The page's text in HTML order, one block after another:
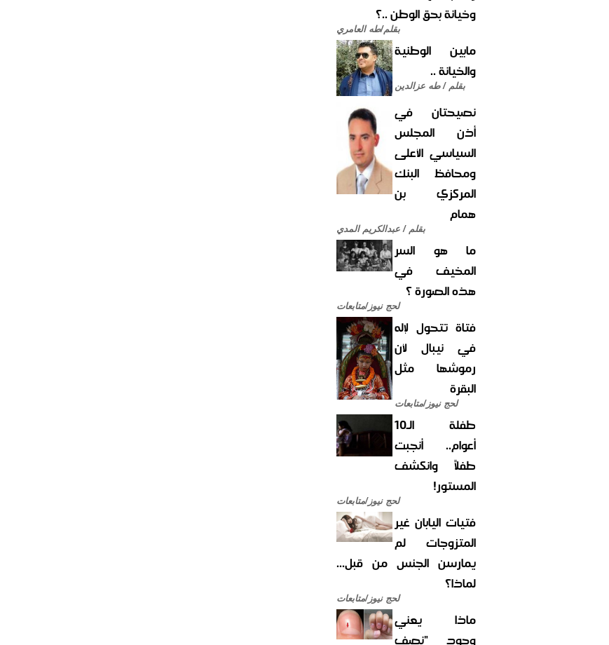
وخيانة بحق الوطن ..؟
بقلم/طه العامري
مابين الوطنية
والخيانة ..
بقلم / طه عزالدين
نصيحتان في
أذن المجلس
السياسي الأعلى
ومحافظ البنك
المركزي بن
همام
بقلم / عبدالكريم المدي
ما هو السر
المخيف في
هذه الصورة ؟
لحج نيوز/متابعات
فتاة تتحول لإله
في نيبال لأن
رموشها مثل
البقرة
لحج نيوز/متابعات
طفلة الـ10
أعوام.. أنجبت
طفلاً وانكشف
المستور!
لحج نيوز/متابعات
فتيات اليابان غير
المتزوجات لم
يمارسن الجنس من قبل...
لماذا؟
لحج نيوز/متابعات
ماذا يعني
وجود "نصف